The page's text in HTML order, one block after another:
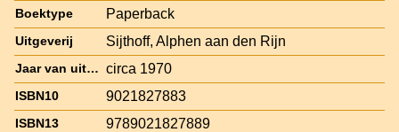
Boektype Paperback
Uitgeverij Sijthoff, Alphen aan den Rijn
Jaar van uitgave circa 1970
ISBN10 9021827883
ISBN13 9789021827889